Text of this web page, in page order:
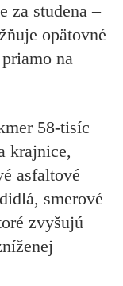
za studena –
opätovné
na
58-tisíc
krajnice,
asfaltové
smerové
zvyšujú